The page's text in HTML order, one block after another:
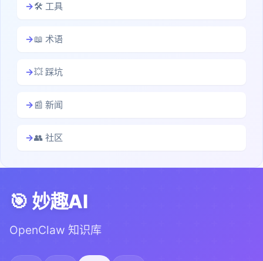
🛠️ 工具
📖 术语
💥 踩坑
📰 新闻
👥 社区
🎯 妙趣AI
OpenClaw 知识库